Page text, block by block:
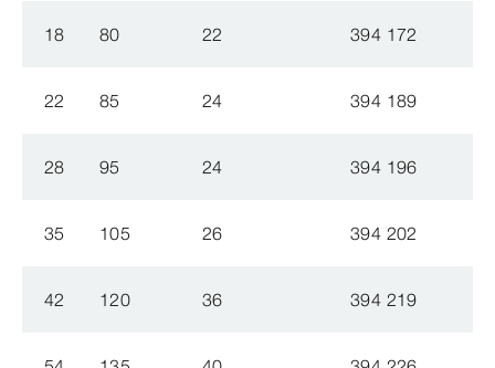
18 80 22 394 172
22 85 24 394 189
28 95 24 394 196
35 105 26 394 202
42 120 36 394 219